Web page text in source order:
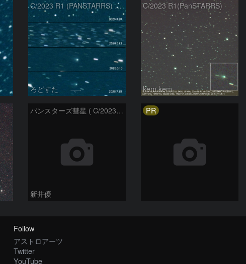
C/2023 R1 (PANSTARRS) の変化
ろどすた
C/2023 R1(PanSTARRS)
kem.kem
パンスターズ彗星 ( C/2023R1 ) ：2026/05/20
新井優
PR
Follow
アストロアーツ
Twitter
YouTube